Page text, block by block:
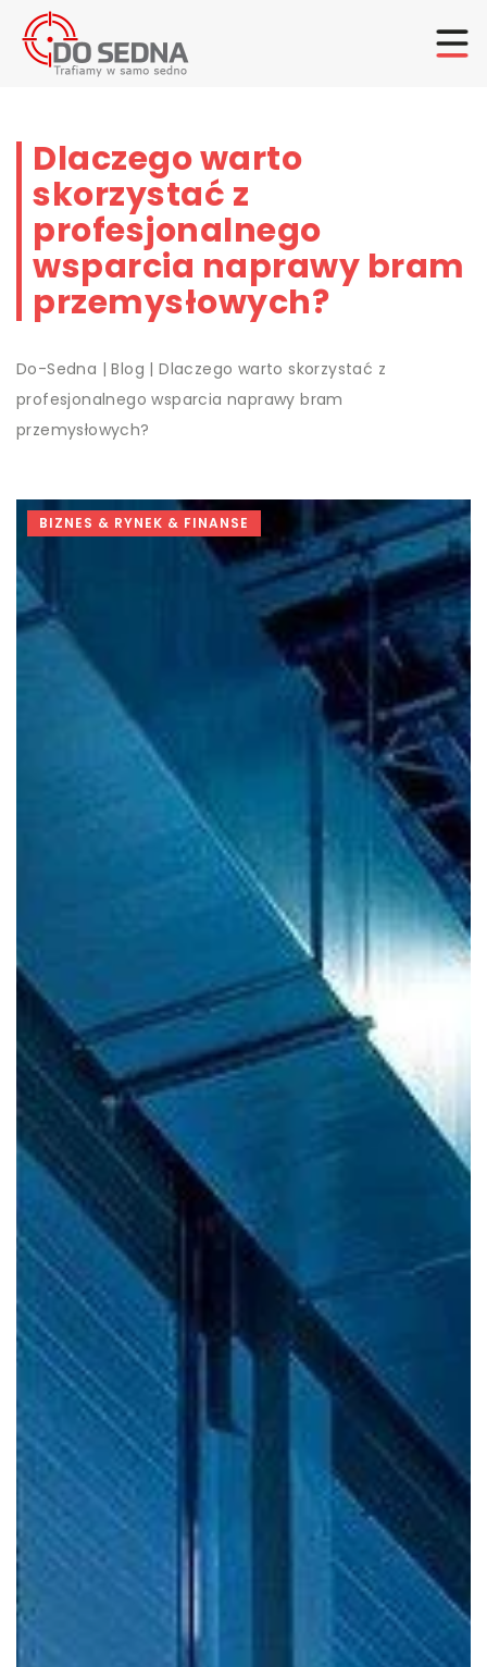
Dlaczego warto
skorzystać z
profesjonalnego
wsparcia naprawy bram
przemysłowych?
Do-Sedna |Blog |Dlaczego warto skorzystać z
profesjonalnego wsparcia naprawy bram
przemysłowych?
BIZNES & RYNEK & FINANSE